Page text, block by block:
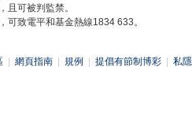
且可被判監禁。
可致電平和基金熱線1834 633。
網頁指南 規例 提倡有節制博彩 私